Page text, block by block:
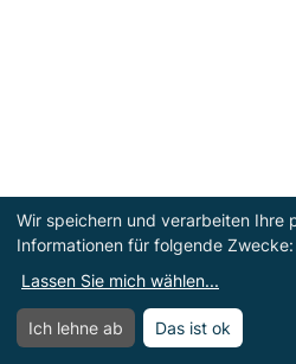
Menü öffnen
Wir speichern und verarbeiten Ihre
Informationen für folgende Zwecke:
Lassen Sie mich wählen...
Ich lehne ab Das ist ok